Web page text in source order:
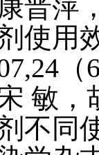
萍，
使用
（
，
不同